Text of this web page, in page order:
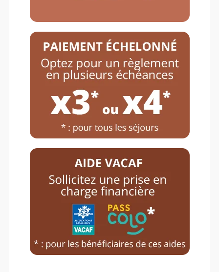
tentes safaris pour 20 personnes.
Pour plus de renseignements, rendez-vous
sur notre site Internet dédié à ces
hébergement https://www.domaine-
esperance.com/
Nos séjours colonies